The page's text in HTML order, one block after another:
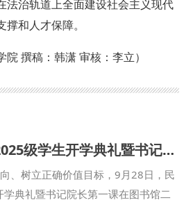
法治轨道上全面建设社会主义现代
和人才保障。
院 撰稿：韩潇 审核：李立）
民商法学院举行2025级学生开学典礼暨书记院长第一课
、树立正确价值目标，9月28日，民
典礼暨书记院长第一课在图书馆二
商法学院党委书记朱茂、院长程淑娟